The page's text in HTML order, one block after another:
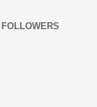
FOLLOWERS